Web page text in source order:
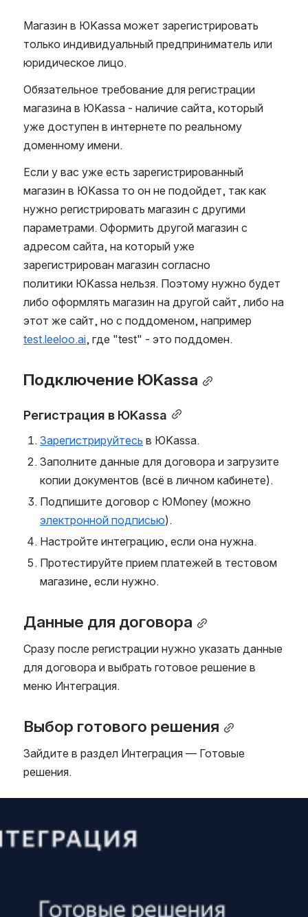
Магазин в ЮKassa может зарегистрировать
только индивидуальный предприниматель или
юридическое лицо.
Обязательное требование для регистрации
магазина в ЮKassa - наличие сайта, который
уже доступен в интернете по реальному
доменному имени.
Если у вас уже есть зарегистрированный
магазин в ЮKassa то он не подойдет, так как
нужно регистрировать магазин с другими
параметрами. Оформить другой магазин с
адресом сайта, на который уже
зарегистрирован магазин согласно
политики ЮKassa нельзя. Поэтому нужно будет
либо оформлять магазин на другой сайт, либо на
test.leeloo.ai, где "test" - это поддомен.
Подключение ЮKassa
Регистрация в ЮKassa
Зарегистрируйтесь в ЮKassa.
Заполните данные для договора и загрузите
копии документов (всё в личном кабинете).
электронной подписью).
Настройте интеграцию, если она нужна.
Протестируйте прием платежей в тестовом
магазине, если нужно.
Данные для договора
Сразу после регистрации нужно указать данные
для договора и выбрать готовое решение в
меню Интеграция.
Выбор готового решения
Зайдите в раздел Интеграция — Готовые
решения.